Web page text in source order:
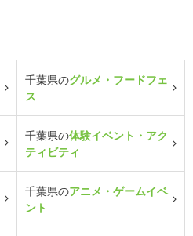
千葉県のグルメ・フードフェ
ス
千葉県の体験イベント・アク
ティビティ
千葉県のアニメ・ゲームイベ
ント